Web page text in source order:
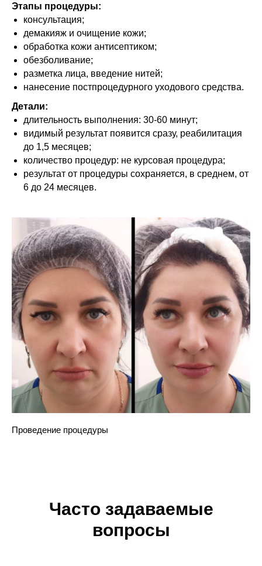
Этапы процедуры:
консультация;
демакияж и очищение кожи;
обработка кожи антисептиком;
обезболивание;
разметка лица, введение нитей;
нанесение постпроцедурного уходового средства.
Детали:
длительность выполнения: 30-60 минут;
видимый результат появится сразу, реабилитация
до 1,5 месяцев;
количество процедур: не курсовая процедура;
результат от процедуры сохраняется, в среднем, от
6 до 24 месяцев.
Проведение процедуры
Часто задаваемые
вопросы